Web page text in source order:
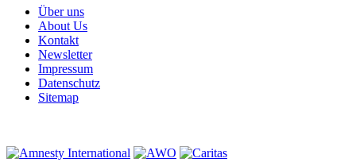
Über uns
About Us
Kontakt
Newsletter
Impressum
Datenschutz
Sitemap